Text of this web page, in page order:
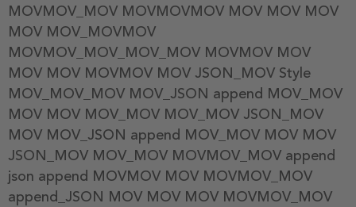
MOVMOV_MOV MOVMOVMOV MOV MOV MOV
MOV MOV_MOVMOV
MOVMOV_MOV_MOV_MOV MOVMOV MOV
MOV MOV MOVMOV MOV JSON_MOV Style
MOV_MOV_MOV MOV_JSON append MOV_MOV
MOV MOV MOV_MOV MOV_MOV JSON_MOV
MOV MOV_JSON append MOV_MOV MOV MOV
JSON_MOV MOV_MOV MOVMOV_MOV append
json append MOVMOV MOV MOVMOV_MOV
append_JSON MOV MOV MOV MOVMOV_MOV